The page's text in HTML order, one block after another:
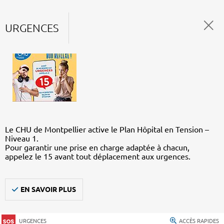
URGENCES
Le CHU de Montpellier active le Plan Hôpital en Tension –
Niveau 1.
Pour garantir une prise en charge adaptée à chacun,
appelez le 15 avant tout déplacement aux urgences.
EN SAVOIR PLUS
URGENCES ACCÈS RAPIDES